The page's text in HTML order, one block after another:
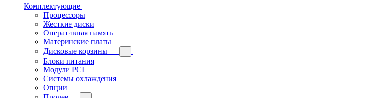
Комплектующие
Процессоры
Жесткие диски
Оперативная память
Материнские платы
Дисковые корзины
Блоки питания
Модули PCI
Системы охлаждения
Опции